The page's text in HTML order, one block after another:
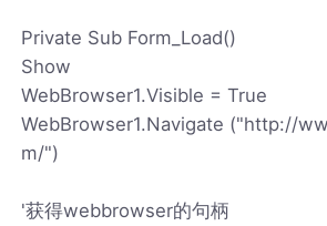
Private Sub Form_Load()
Show
WebBrowser1.Visible = True
WebBrowser1.Navigate ("http://
m/")
'获得webbrowser的句柄